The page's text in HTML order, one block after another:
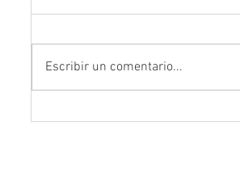
Escribir un comentario...